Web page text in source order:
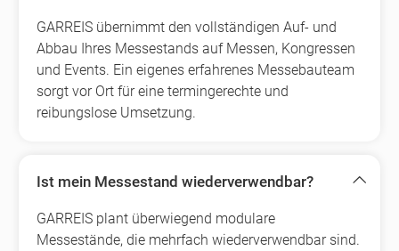
GARREIS übernimmt den vollständigen Auf- und
Abbau Ihres Messestands auf Messen, Kongressen
und Events. Ein eigenes erfahrenes Messebauteam
sorgt vor Ort für eine termingerechte und
reibungslose Umsetzung.
Ist mein Messestand wiederverwendbar?
GARREIS plant überwiegend modulare
Messestände, die mehrfach wiederverwendbar sind.